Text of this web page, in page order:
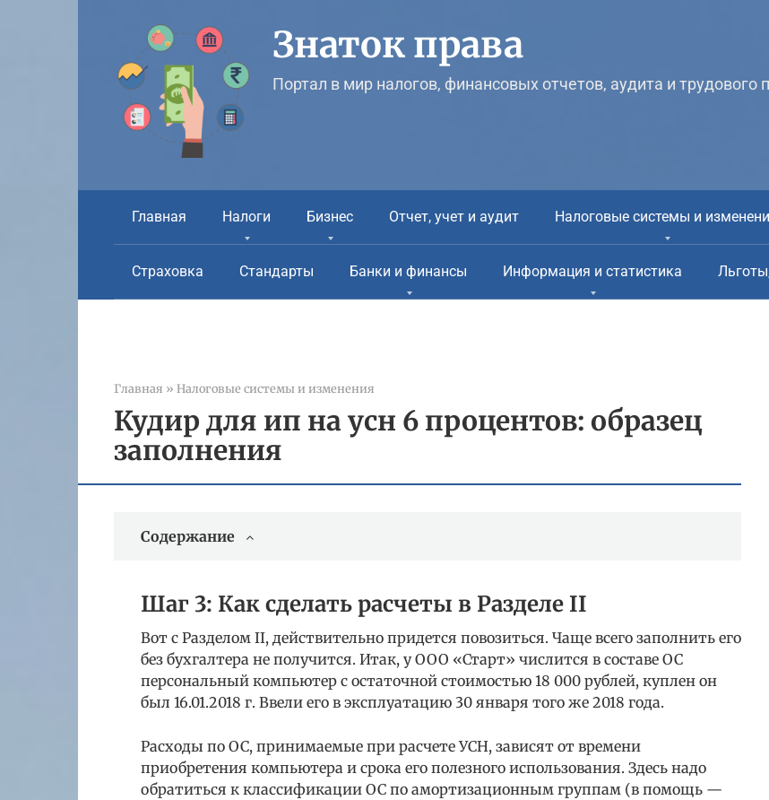
Знаток права
Портал в мир налогов, финансовых отчетов, аудита и трудового
Главная Налоги Бизнес Отчет, учет и аудит Налоговые системы и
Страховка Стандарты Банки и финансы Информация и статистика
Главная » Налоговые системы и изменения
Кудир для ип на усн 6 процентов: образец
заполнения
Содержание
Шаг 3: Как сделать расчеты в Разделе II
Вот с Разделом II, действительно придется повозиться. Чаще всего заполнить его
без бухгалтера не получится. Итак, у ООО «Старт» числится в составе ОС
персональный компьютер с остаточной стоимостью 18 000 рублей, куплен он
был 16.01.2018 г. Ввели его в эксплуатацию 30 января того же 2018 года.
Расходы по ОС, принимаемые при расчете УСН, зависят от времени
приобретения компьютера и срока его полезного использования. Здесь надо
обратиться к классификации ОС по амортизационным группам (в помощь —